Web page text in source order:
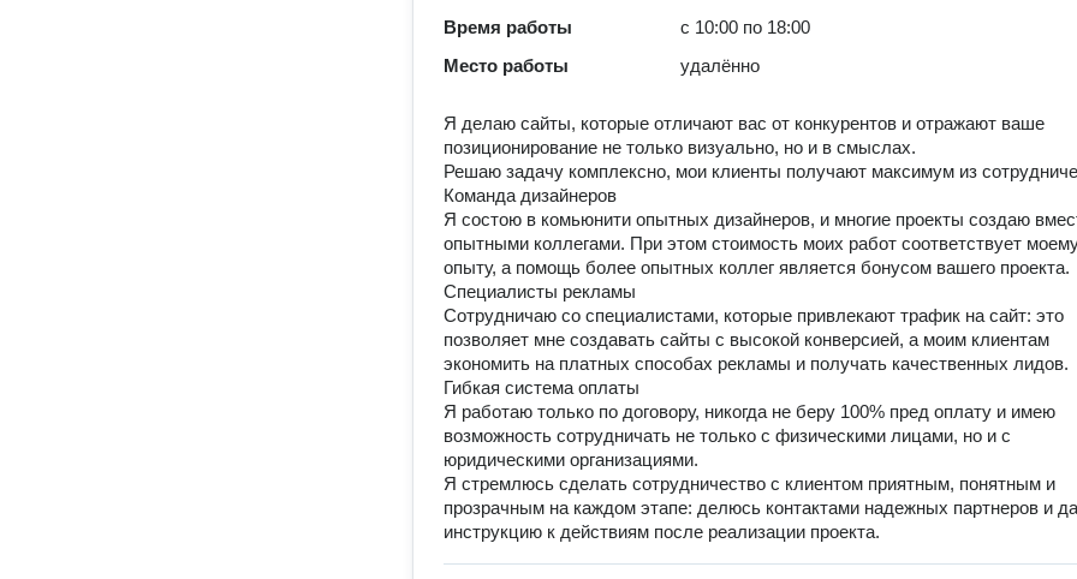
Время работы
с 10:00 по 18:00
Место работы
удалённо
Я делаю сайты, которые отличают вас от конкурентов и отражают ваше
позиционирование не только визуально, но и в смыслах.
Решаю задачу комплексно, мои клиенты получают максимум из
Команда дизайнеров
Я состою в комьюнити опытных дизайнеров, и многие проекты создаю
опытными коллегами. При этом стоимость моих работ соответствует
опыту, а помощь более опытных коллег является бонусом вашего проекта.
Специалисты рекламы
Сотрудничаю со специалистами, которые привлекают трафик на сайт: это
позволяет мне создавать сайты с высокой конверсией, а моим клиентам
экономить на платных способах рекламы и получать качественных лидов.
Гибкая система оплаты
Я работаю только по договору, никогда не беру 100% пред оплату и имею
возможность сотрудничать не только с физическими лицами, но и с
юридическими организациями.
Я стремлюсь сделать сотрудничество с клиентом приятным, понятным и
прозрачным на каждом этапе: делюсь контактами надежных партнеров и
инструкцию к действиям после реализации проекта.